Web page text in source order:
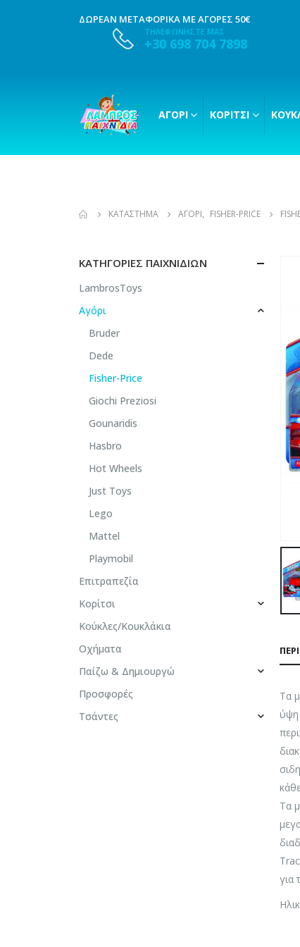
ΔΩΡΕΑΝ ΜΕΤΑΦΟΡΙΚΑ ΜΕ ΑΓΟΡΕΣ 50€
ΤΗΛΕΦΩΝΗΣΤΕ ΜΑΣ
+30 698 704 7898
ΑΓΌΡΙ ΚΟΡΊΤΣΙ
ΚΑΤΆΣΤΗΜΑ ΑΓΌΡΙ, FISHER-PRICE
Τα
ύψη
Τα
για
ΚΑΤΗΓΟΡΊΕΣ ΠΑΙΧΝΙΔΙΏΝ
LambrosToys
Αγόρι
Bruder
Dede
Fisher-Price
Giochi Preziosi
Gounaridis
Hasbro
Hot Wheels
Just Toys
Lego
Mattel
Playmobil
Επιτραπεζία
Κορίτσι
Κούκλες/Κουκλάκια
Οχήματα
Παίζω & Δημιουργώ
Προσφορές
Τσάντες